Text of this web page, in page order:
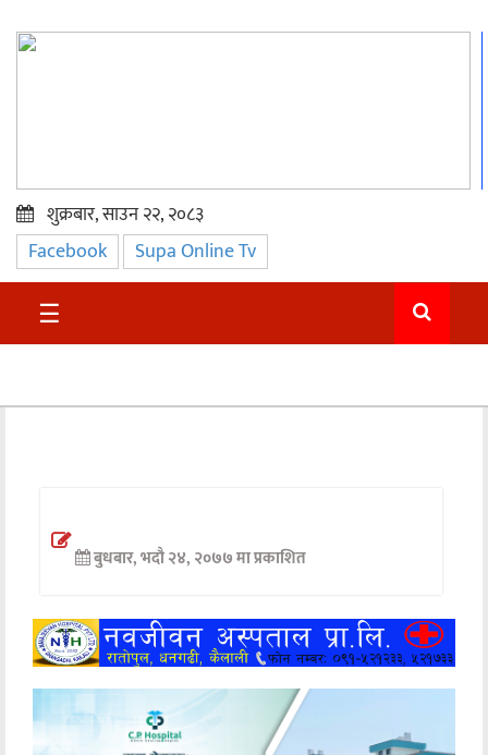
प्रमुख
समाचार
सुदुर
अन्तर्वार्ता
खेलकुद
मनोरञ्जन
अन्य
शुक्रबार, साउन २२, २०८३
Facebook Supa Online Tv
☰
बुधबार, भदौ २४, २०७७ मा प्रकाशित